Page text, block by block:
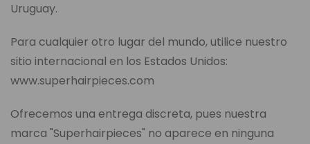
Uruguay.
Para cualquier otro lugar del mundo, utilice nuestro
sitio internacional en los Estados Unidos:
www.superhairpieces.com
Ofrecemos una entrega discreta, pues nuestra
marca "Superhairpieces" no aparece en ninguna